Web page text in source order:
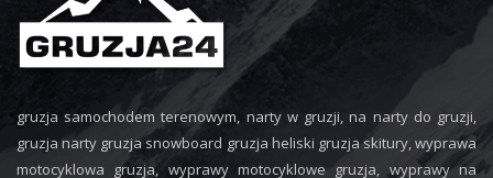
gruzja samochodem terenowym, narty w gruzji, na narty do gruzji,
gruzja narty gruzja snowboard gruzja heliski gruzja skitury, wyprawa
motocyklowa gruzja, wyprawy motocyklowe gruzja, wyprawy na